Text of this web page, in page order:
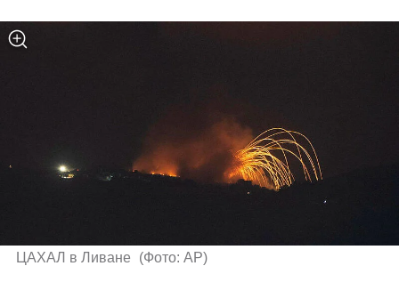
ЦАХАЛ в Ливане (Фото: АР)